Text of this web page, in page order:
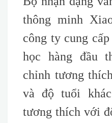
thông minh
công ty cung
học hàng đầu
chỉnh tương
và độ tuổi
tương thích với